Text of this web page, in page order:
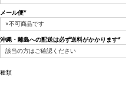
須)
メール便
(必
須)
沖縄・離島への配送は必ず送料がかかります
須)
種類